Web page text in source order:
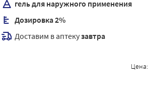
гель для наружного применения
Дозировка 2%
Доставим в аптекузавтра
Цена: